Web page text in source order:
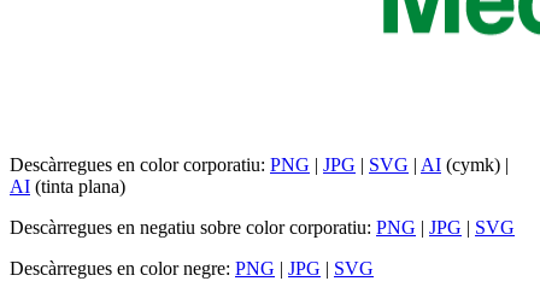
Descàrregues en color corporatiu: PNG | JPG | SVG | AI (cymk) |
AI (tinta plana)
Descàrregues en negatiu sobre color corporatiu: PNG | JPG | SVG
Descàrregues en color negre: PNG | JPG | SVG